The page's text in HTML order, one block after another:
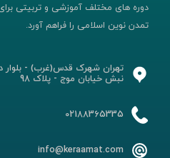
دوره های مختلف آموزشی و تربیتی
تمدن نوین اسلامی را فراهم آورد.
تهران شهرک قدس(غرب) - بلوار
نبش خیابان موج - پلاک 98
02188365335
info@keraamat.com